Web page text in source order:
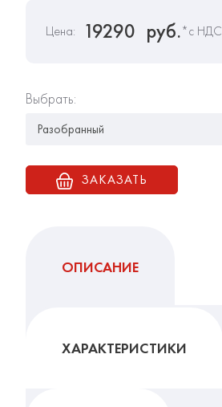
Цена: 19290 руб.*с НДС
Выбрать:
ЗАКАЗАТЬ
ОПИСАНИЕ
ХАРАКТЕРИСТИКИ